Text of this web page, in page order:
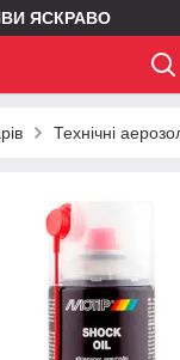
ЯСКРАВО
Технічні